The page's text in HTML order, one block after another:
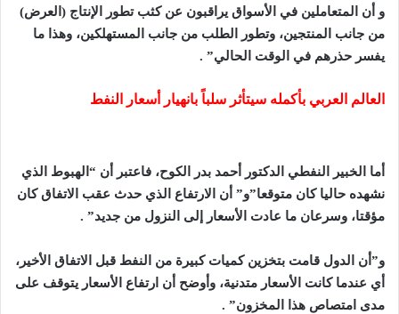
و أن المتعاملين في الأسواق يراقبون عن كثب تطور الإنتاج (العرض)
من جانب المنتجين، وتطور الطلب من جانب المستهلكين، وهذا ما
يفسر حذرهم في الوقت الحالي” .
العالم العربي بأكمله سيتأثر سلباً بانهيار أسعار النفط
أما الخبير النفطي الدكتور أحمد بدر الكوح، فاعتبر أن “الهبوط الذي
نشهده حاليا كان متوقعا”و” أن الارتفاع الذي حدث عقب الاتفاق كان
مؤقتا، وسرعان ما عادت الأسعار إلى النزول من جديد” .
و”أن الدول قامت بتخزين كميات كبيرة من النفط قبل الاتفاق الأخير،
أي عندما كانت الأسعار متدنية، وأوضح أن ارتفاع الأسعار يتوقف على
مدى امتصاص هذا المخزون” .